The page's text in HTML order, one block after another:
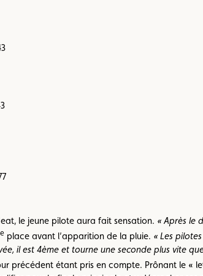
le jeune pilote aura fait sensation. « Après le
place avant l’apparition de la pluie. « Les
il est 4ème et tourne une seconde plus vite
précédent étant pris en compte. Prônant le «